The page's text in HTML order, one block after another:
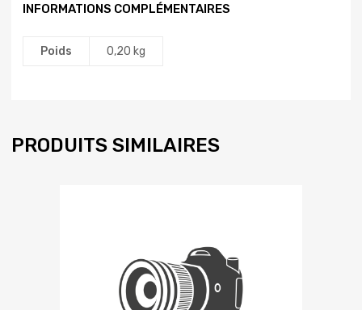
INFORMATIONS COMPLÉMENTAIRES
Poids 0,20 kg
PRODUITS SIMILAIRES